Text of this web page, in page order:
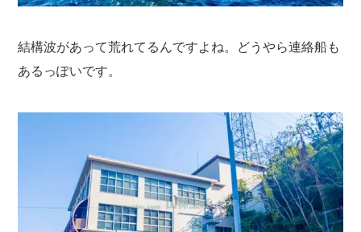
結構波があって荒れてるんですよね。どうやら連絡船も
あるっぽいです。